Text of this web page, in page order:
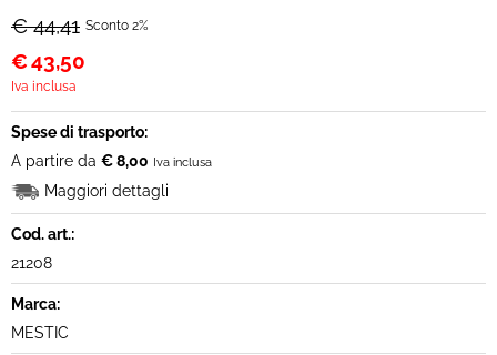
€ 44,41 Sconto 2%
€43,50
Iva inclusa
Spese di trasporto:
A partire da € 8,00 Iva inclusa
Maggiori dettagli
Cod. art.:
21208
Marca:
MESTIC